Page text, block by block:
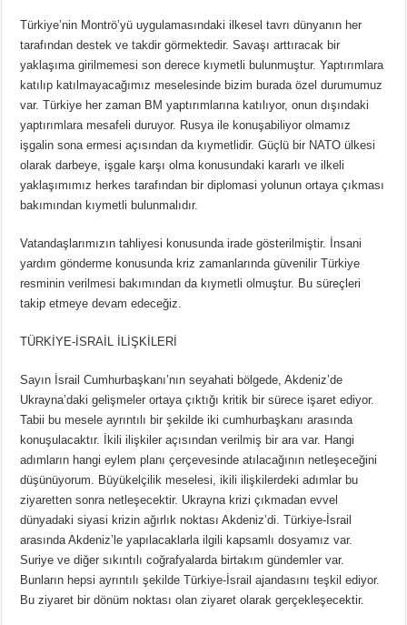
Türkiye’nin Montrö’yü uygulamasındaki ilkesel tavrı dünyanın her
tarafından destek ve takdir görmektedir. Savaşı arttıracak bir
yaklaşıma girilmemesi son derece kıymetli bulunmuştur. Yaptırımlara
katılıp katılmayacağımız meselesinde bizim burada özel durumumuz
var. Türkiye her zaman BM yaptırımlarına katılıyor, onun dışındaki
yaptırımlara mesafeli duruyor. Rusya ile konuşabiliyor olmamız
işgalin sona ermesi açısından da kıymetlidir. Güçlü bir NATO ülkesi
olarak darbeye, işgale karşı olma konusundaki kararlı ve ilkeli
yaklaşımımız herkes tarafından bir diplomasi yolunun ortaya çıkması
bakımından kıymetli bulunmalıdır.
Vatandaşlarımızın tahliyesi konusunda irade gösterilmiştir. İnsani
yardım gönderme konusunda kriz zamanlarında güvenilir Türkiye
resminin verilmesi bakımından da kıymetli olmuştur. Bu süreçleri
takip etmeye devam edeceğiz.
TÜRKİYE-İSRAİL İLİŞKİLERİ
Sayın İsrail Cumhurbaşkanı’nın seyahati bölgede, Akdeniz’de
Ukrayna’daki gelişmeler ortaya çıktığı kritik bir sürece işaret ediyor.
Tabii bu mesele ayrıntılı bir şekilde iki cumhurbaşkanı arasında
konuşulacaktır. İkili ilişkiler açısından verilmiş bir ara var. Hangi
adımların hangi eylem planı çerçevesinde atılacağının netleşeceğini
düşünüyorum. Büyükelçilik meselesi, ikili ilişkilerdeki adımlar bu
ziyaretten sonra netleşecektir. Ukrayna krizi çıkmadan evvel
dünyadaki siyasi krizin ağırlık noktası Akdeniz’di. Türkiye-İsrail
arasında Akdeniz’le yapılacaklarla ilgili kapsamlı dosyamız var.
Suriye ve diğer sıkıntılı coğrafyalarda birtakım gündemler var.
Bunların hepsi ayrıntılı şekilde Türkiye-İsrail ajandasını teşkil ediyor.
Bu ziyaret bir dönüm noktası olan ziyaret olarak gerçekleşecektir.